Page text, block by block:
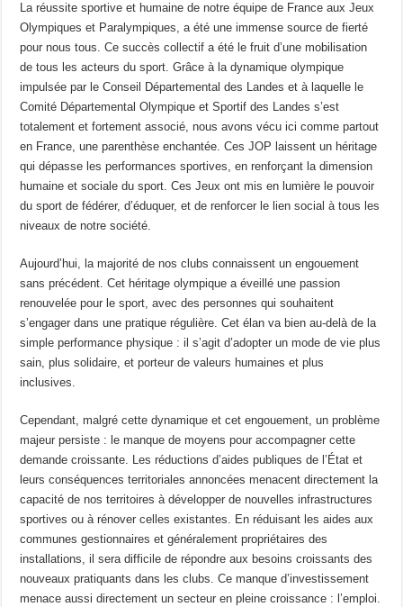
La réussite sportive et humaine de notre équipe de France aux Jeux
Olympiques et Paralympiques, a été une immense source de fierté
pour nous tous. Ce succès collectif a été le fruit d’une mobilisation
de tous les acteurs du sport. Grâce à la dynamique olympique
impulsée par le Conseil Départemental des Landes et à laquelle le
Comité Départemental Olympique et Sportif des Landes s’est
totalement et fortement associé, nous avons vécu ici comme partout
en France, une parenthèse enchantée. Ces JOP laissent un héritage
qui dépasse les performances sportives, en renforçant la dimension
humaine et sociale du sport. Ces Jeux ont mis en lumière le pouvoir
du sport de fédérer, d’éduquer, et de renforcer le lien social à tous les
niveaux de notre société.
Aujourd’hui, la majorité de nos clubs connaissent un engouement
sans précédent. Cet héritage olympique a éveillé une passion
renouvelée pour le sport, avec des personnes qui souhaitent
s’engager dans une pratique régulière. Cet élan va bien au-delà de la
simple performance physique : il s’agit d’adopter un mode de vie plus
sain, plus solidaire, et porteur de valeurs humaines et plus
inclusives.
Cependant, malgré cette dynamique et cet engouement, un problème
majeur persiste : le manque de moyens pour accompagner cette
demande croissante. Les réductions d’aides publiques de l’État et
leurs conséquences territoriales annoncées menacent directement la
capacité de nos territoires à développer de nouvelles infrastructures
sportives ou à rénover celles existantes. En réduisant les aides aux
communes gestionnaires et généralement propriétaires des
installations, il sera difficile de répondre aux besoins croissants des
nouveaux pratiquants dans les clubs. Ce manque d’investissement
menace aussi directement un secteur en pleine croissance : l’emploi.